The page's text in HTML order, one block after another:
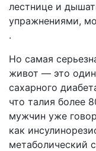
лестнице и
упражнениями,
.
Но самая
живот — это один
сахарного
что талия более
мужчин уже
как
метаболический